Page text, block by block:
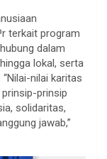
terkait program
dalam
lokal, serta
nilai karitas
prinsip
solidaritas,
jawab,”